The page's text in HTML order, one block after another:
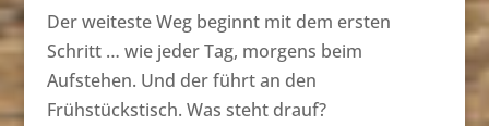
Der weiteste Weg beginnt mit dem ersten
Schritt … wie jeder Tag, morgens beim
Aufstehen. Und der führt an den
Frühstückstisch. Was steht drauf?